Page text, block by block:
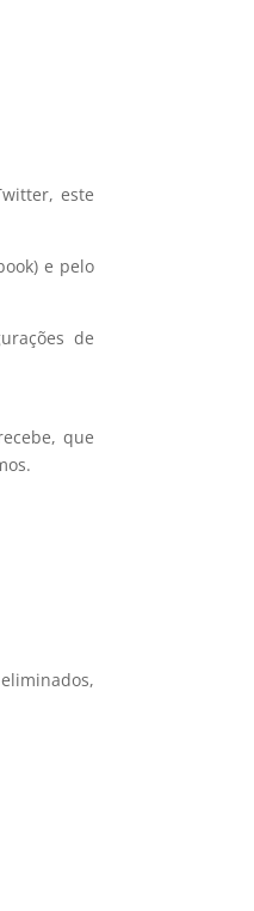
este
e pelo
de
que